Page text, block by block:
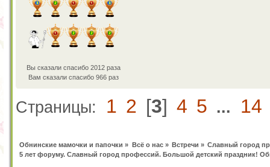
Вы сказали спасибо 2012 раза
Вам сказали спасибо 966 раз
Страницы: 1 2 [3] 4 5 ... 14
Обнинские мамочки и папочки » Всё о нас» Встречи » Славный город
5 лет форуму. Славный город профессий. Большой детский праздник!